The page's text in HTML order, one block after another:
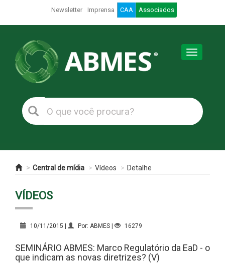
Newsletter Imprensa CAA Associados
Toggle
Central de mídia Vídeos Detalhe
VÍDEOS
10/11/2015 | Por: ABMES | 16279
SEMINÁRIO ABMES: Marco Regulatório da EaD - o
que indicam as novas diretrizes? (V)